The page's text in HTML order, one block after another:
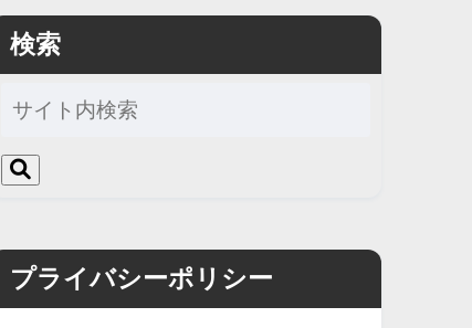
検索
プライバシーポリシー